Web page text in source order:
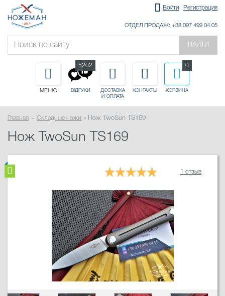
Войти Регистрация
ОТДЕЛ ПРОДАЖ: +38 097 499 04 05
НАЙТИ
МЕНЮ ВІДГУКИ
5202
ДОСТАВКА
И ОПЛАТА
КОНТАКТЫ КОРЗИНА
0
Главная Складные ножи Нож TwoSun TS169
Нож TwoSun TS169
1 отзыв